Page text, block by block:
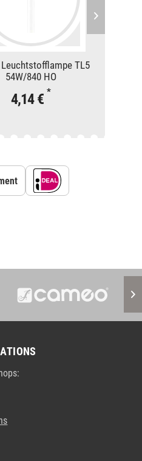
TL5
54W/840 HO
4,14 € *